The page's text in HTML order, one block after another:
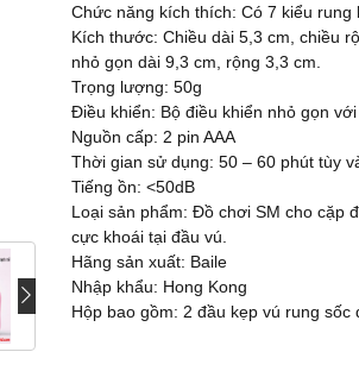
Chức năng kích thích: Có 7 kiểu
Kích thước: Chiều dài 5,3 cm, chiều
nhỏ gọn dài 9,3 cm, rộng 3,3 cm.
Trọng lượng: 50g
Điều khiển: Bộ điều khiển nhỏ gọn
Nguồn cấp: 2 pin AAA
Thời gian sử dụng: 50 – 60 phút tùy
Tiếng ồn: <50dB
Loại sản phẩm: Đồ chơi SM cho cặp
cực khoái tại đầu vú.
Hãng sản xuất: Baile
Nhập khẩu: Hong Kong
Hộp bao gồm: 2 đầu kẹp vú rung sốc